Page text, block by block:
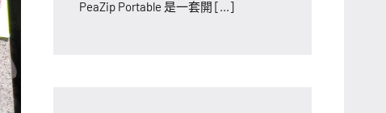
PeaZip Portable 是一套開 [...]